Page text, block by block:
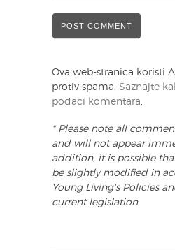
Ova web-stranica koristi
protiv spama. Saznajte
podaci komentara.
* Please note all
and will not appear
addition, it is possible
be slightly modified in
Young Living's Policies
current legislation.